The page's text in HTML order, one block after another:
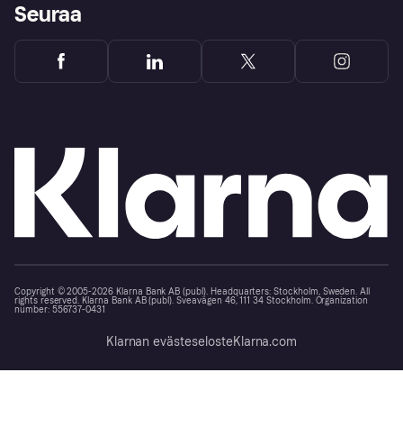
Seuraa
Copyright © 2005-2026 Klarna Bank AB (publ). Headquarters: Stockholm, Sweden. All
rights reserved. Klarna Bank AB (publ). Sveavägen 46, 111 34 Stockholm. Organization
number: 556737-0431
Klarnan evästeselosteKlarna.com